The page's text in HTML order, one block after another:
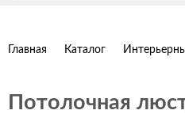
Главная Каталог
Потолочная